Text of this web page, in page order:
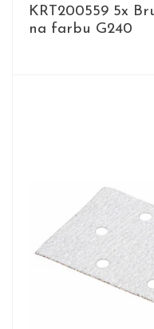
KRT200559 5x
na farbu G240